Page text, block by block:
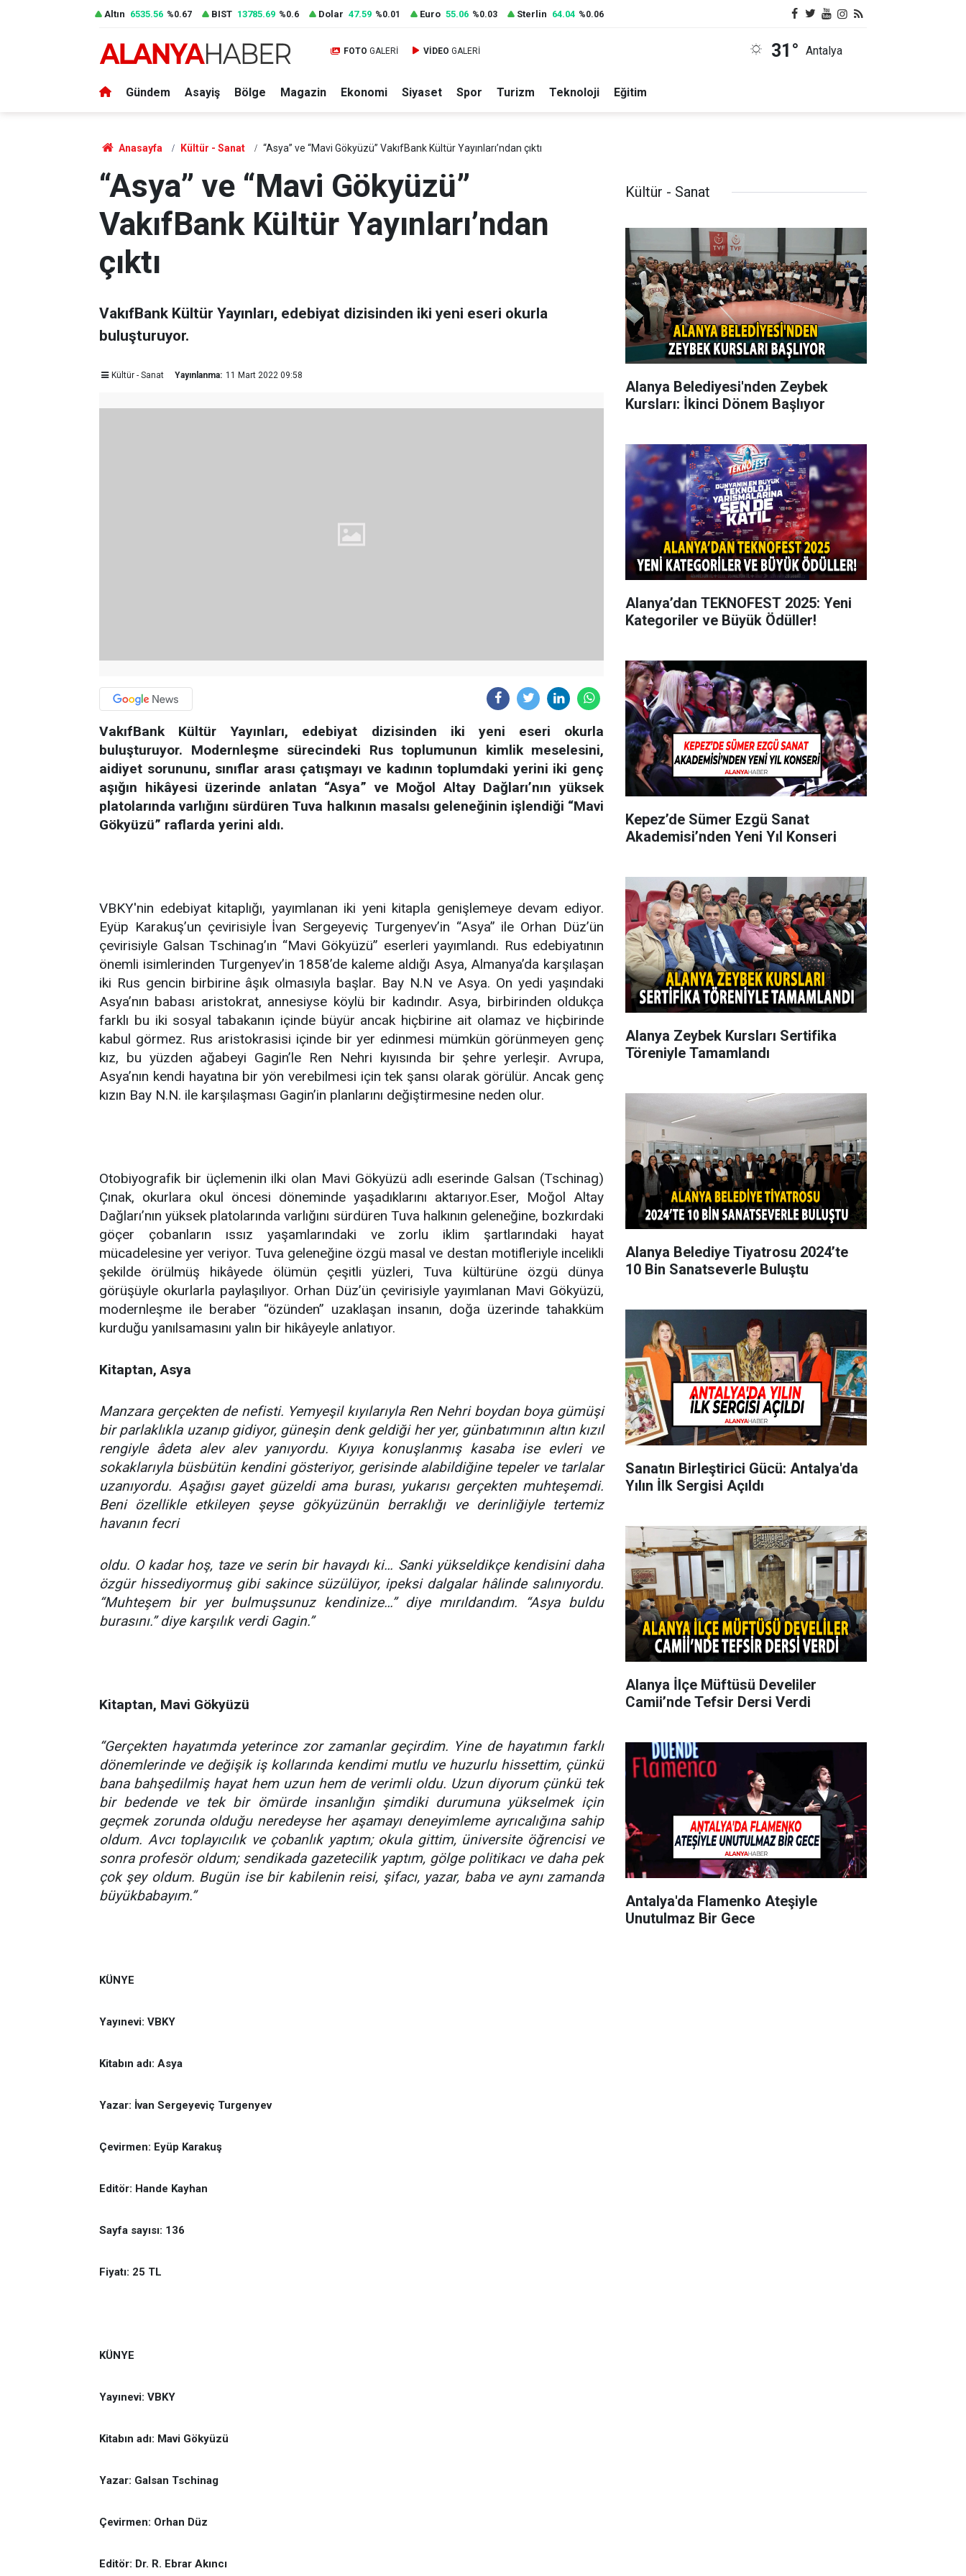
Altın 6535.56 %0.67 BIST 13785.69 %0.6 Dolar 47.59 %0.01 Euro 55.06 %0.03 Sterlin 64.04 %0.06
FOTO GALERİ VİDEO GALERİ 31° Antalya
Gündem Asayiş Bölge Magazin Ekonomi Siyaset Spor Turizm Teknoloji Eğitim
Anasayfa Kültür - Sanat “Asya” ve “Mavi Gökyüzü” VakıfBank Kültür Yayınları’ndan çıktı
“Asya” ve “Mavi Gökyüzü”
VakıfBank Kültür Yayınları’ndan
çıktı
VakıfBank Kültür Yayınları, edebiyat dizisinden iki yeni eseri okurla
buluşturuyor.
Kültür - Sanat Yayınlanma: 11 Mart 2022 09:58
VakıfBank Kültür Yayınları, edebiyat dizisinden iki yeni eseri okurla
buluşturuyor. Modernleşme sürecindeki Rus toplumunun kimlik meselesini,
aidiyet sorununu, sınıflar arası çatışmayı ve kadının toplumdaki yerini iki genç
aşığın hikâyesi üzerinde anlatan “Asya” ve Moğol Altay Dağları’nın yüksek
platolarında varlığını sürdüren Tuva halkının masalsı geleneğinin işlendiği “Mavi
Gökyüzü” raflarda yerini aldı.
VBKY'nin edebiyat kitaplığı, yayımlanan iki yeni kitapla genişlemeye devam ediyor.
Eyüp Karakuş’un çevirisiyle İvan Sergeyeviç Turgenyev’in “Asya” ile Orhan Düz’ün
çevirisiyle Galsan Tschinag’ın “Mavi Gökyüzü” eserleri yayımlandı. Rus edebiyatının
önemli isimlerinden Turgenyev’in 1858’de kaleme aldığı Asya, Almanya’da karşılaşan
iki Rus gencin birbirine âşık olmasıyla başlar. Bay N.N ve Asya. On yedi yaşındaki
Asya’nın babası aristokrat, annesiyse köylü bir kadındır. Asya, birbirinden oldukça
farklı bu iki sosyal tabakanın içinde büyür ancak hiçbirine ait olamaz ve hiçbirinde
kabul görmez. Rus aristokrasisi içinde bir yer edinmesi mümkün görünmeyen genç
kız, bu yüzden ağabeyi Gagin’le Ren Nehri kıyısında bir şehre yerleşir. Avrupa,
Asya’nın kendi hayatına bir yön verebilmesi için tek şansı olarak görülür. Ancak genç
kızın Bay N.N. ile karşılaşması Gagin’in planlarını değiştirmesine neden olur.
Otobiyografik bir üçlemenin ilki olan Mavi Gökyüzü adlı eserinde Galsan (Tschinag)
Çınak, okurlara okul öncesi döneminde yaşadıklarını aktarıyor.Eser, Moğol Altay
Dağları’nın yüksek platolarında varlığını sürdüren Tuva halkının geleneğine, bozkırdaki
göçer çobanların ıssız yaşamlarındaki ve zorlu iklim şartlarındaki hayat
mücadelesine yer veriyor. Tuva geleneğine özgü masal ve destan motifleriyle incelikli
şekilde örülmüş hikâyede ölümün çeşitli yüzleri, Tuva kültürüne özgü dünya
görüşüyle okurlarla paylaşılıyor. Orhan Düz’ün çevirisiyle yayımlanan Mavi Gökyüzü,
modernleşme ile beraber “özünden” uzaklaşan insanın, doğa üzerinde tahakküm
kurduğu yanılsamasını yalın bir hikâyeyle anlatıyor.
Kitaptan, Asya
Manzara gerçekten de nefisti. Yemyeşil kıyılarıyla Ren Nehri boydan boya gümüşi
bir parlaklıkla uzanıp gidiyor, güneşin denk geldiği her yer, günbatımının altın kızıl
rengiyle âdeta alev alev yanıyordu. Kıyıya konuşlanmış kasaba ise evleri ve
sokaklarıyla büsbütün kendini gösteriyor, gerisinde alabildiğine tepeler ve tarlalar
uzanıyordu. Aşağısı gayet güzeldi ama burası, yukarısı gerçekten muhteşemdi.
Beni özellikle etkileyen şeyse gökyüzünün berraklığı ve derinliğiyle tertemiz
havanın fecri
oldu. O kadar hoş, taze ve serin bir havaydı ki… Sanki yükseldikçe kendisini daha
özgür hissediyormuş gibi sakince süzülüyor, ipeksi dalgalar hâlinde salınıyordu.
“Muhteşem bir yer bulmuşsunuz kendinize…” diye mırıldandım. “Asya buldu
burasını.” diye karşılık verdi Gagin.”
Kitaptan, Mavi Gökyüzü
“Gerçekten hayatımda yeterince zor zamanlar geçirdim. Yine de hayatımın farklı
dönemlerinde ve değişik iş kollarında kendimi mutlu ve huzurlu hissettim, çünkü
bana bahşedilmiş hayat hem uzun hem de verimli oldu. Uzun diyorum çünkü tek
bir bedende ve tek bir ömürde insanlığın şimdiki durumuna yükselmek için
geçmek zorunda olduğu neredeyse her aşamayı deneyimleme ayrıcalığına sahip
oldum. Avcı toplayıcılık ve çobanlık yaptım; okula gittim, üniversite öğrencisi ve
sonra profesör oldum; sendikada gazetecilik yaptım, gölge politikacı ve daha pek
çok şey oldum. Bugün ise bir kabilenin reisi, şifacı, yazar, baba ve aynı zamanda
büyükbabayım.”
KÜNYE
Yayınevi: VBKY
Kitabın adı: Asya
Yazar: İvan Sergeyeviç Turgenyev
Çevirmen: Eyüp Karakuş
Editör: Hande Kayhan
Sayfa sayısı: 136
Fiyatı: 25 TL
KÜNYE
Yayınevi: VBKY
Kitabın adı: Mavi Gökyüzü
Yazar: Galsan Tschinag
Çevirmen: Orhan Düz
Editör: Dr. R. Ebrar Akıncı
Kültür - Sanat
Alanya Belediyesi'nden Zeybek
Kursları: İkinci Dönem Başlıyor
Alanya’dan TEKNOFEST 2025: Yeni
Kategoriler ve Büyük Ödüller!
Kepez’de Sümer Ezgü Sanat
Akademisi’nden Yeni Yıl Konseri
Alanya Zeybek Kursları Sertifika
Töreniyle Tamamlandı
Alanya Belediye Tiyatrosu 2024’te
10 Bin Sanatseverle Buluştu
Sanatın Birleştirici Gücü: Antalya'da
Yılın İlk Sergisi Açıldı
Alanya İlçe Müftüsü Develiler
Camii’nde Tefsir Dersi Verdi
Antalya'da Flamenko Ateşiyle
Unutulmaz Bir Gece